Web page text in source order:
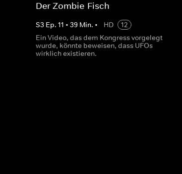
Der Zombie-Fisch
S3 Ep. 11 • 39 Min. • HD
12
Ein Video, das dem Kongress vorgelegt
wurde, könnte beweisen, dass UFOs
wirklich existieren.